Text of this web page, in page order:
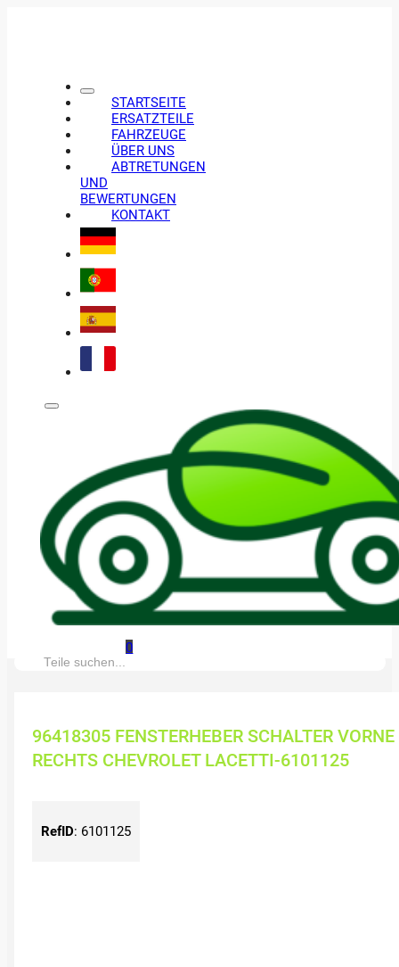
STARTSEITE
ERSATZTEILE
FAHRZEUGE
ÜBER UNS
ABTRETUNGEN
UND
BEWERTUNGEN
KONTAKT
0
Suche:
96418305 FENSTERHEBER SCHALTER VORNE
RECHTS CHEVROLET LACETTI-6101125
RefID: 6101125